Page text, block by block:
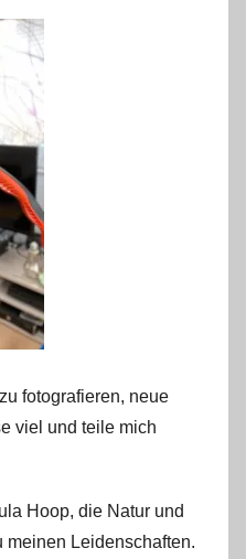
fotografieren, neue
viel und teile mich
Hoop, die Natur und
meinen Leidenschaften.